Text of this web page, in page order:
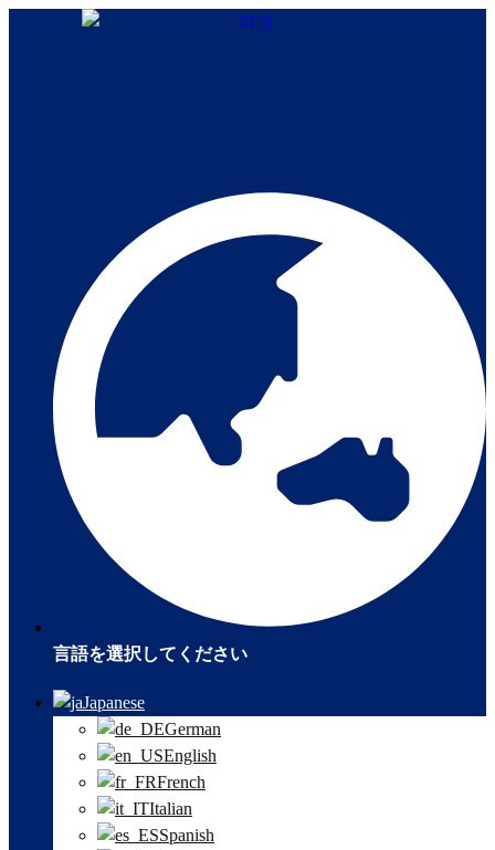
言語を選択してください
Japanese
German
English
French
Italian
Spanish